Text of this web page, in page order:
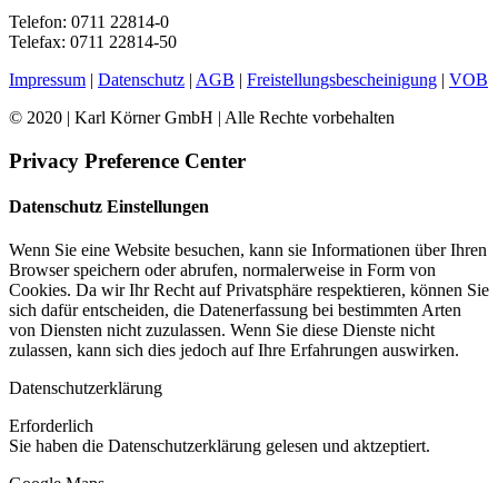
Telefon: 0711 22814-0
Telefax: 0711 22814-50
Impressum | Datenschutz | AGB | Freistellungsbescheinigung | VOB
© 2020 | Karl Körner GmbH | Alle Rechte vorbehalten
Privacy Preference Center
Datenschutz Einstellungen
Wenn Sie eine Website besuchen, kann sie Informationen über Ihren
Browser speichern oder abrufen, normalerweise in Form von
Cookies. Da wir Ihr Recht auf Privatsphäre respektieren, können Sie
sich dafür entscheiden, die Datenerfassung bei bestimmten Arten
von Diensten nicht zuzulassen. Wenn Sie diese Dienste nicht
zulassen, kann sich dies jedoch auf Ihre Erfahrungen auswirken.
Datenschutzerklärung
Erforderlich
Sie haben die Datenschutzerklärung gelesen und aktzeptiert.